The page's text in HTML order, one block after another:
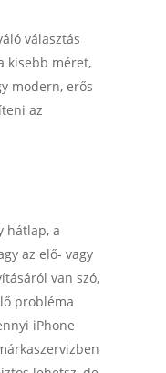
választás
kisebb méret,
modern, erős
az
hátlap, a
az elő- vagy
van szó,
probléma
iPhone